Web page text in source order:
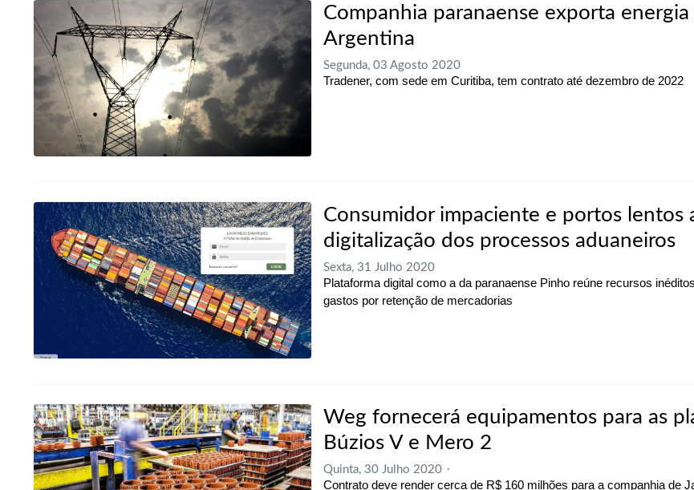
Companhia paranaense exporta energia
Argentina
Segunda, 03 Agosto 2020
Tradener, com sede em Curitiba, tem contrato até dezembro de 2022
Consumidor impaciente e portos lentos
digitalização dos processos aduaneiros
Sexta, 31 Julho 2020
Plataforma digital como a da paranaense Pinho reúne recursos
gastos por retenção de mercadorias
Weg fornecerá equipamentos para as
Búzios V e Mero 2
Quinta, 30 Julho 2020
Contrato deve render cerca de R$ 160 milhões para a companhia de